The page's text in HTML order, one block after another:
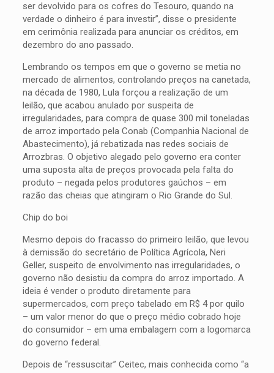
ser devolvido para os cofres do Tesouro, quando na
verdade o dinheiro é para investir”, disse o presidente
em cerimônia realizada para anunciar os créditos, em
dezembro do ano passado.
Lembrando os tempos em que o governo se metia no
mercado de alimentos, controlando preços na canetada,
na década de 1980, Lula forçou a realização de um
leilão, que acabou anulado por suspeita de
irregularidades, para compra de quase 300 mil toneladas
de arroz importado pela Conab (Companhia Nacional de
Abastecimento), já rebatizada nas redes sociais de
Arrozbras. O objetivo alegado pelo governo era conter
uma suposta alta de preços provocada pela falta do
produto – negada pelos produtores gaúchos – em
razão das cheias que atingiram o Rio Grande do Sul.
Chip do boi
Mesmo depois do fracasso do primeiro leilão, que levou
à demissão do secretário de Política Agrícola, Neri
Geller, suspeito de envolvimento nas irregularidades, o
governo não desistiu da compra do arroz importado. A
ideia é vender o produto diretamente para
supermercados, com preço tabelado em R$ 4 por quilo
– um valor menor do que o preço médio cobrado hoje
do consumidor – em uma embalagem com a logomarca
do governo federal.
Depois de “ressuscitar” Ceitec, mais conhecida como “a